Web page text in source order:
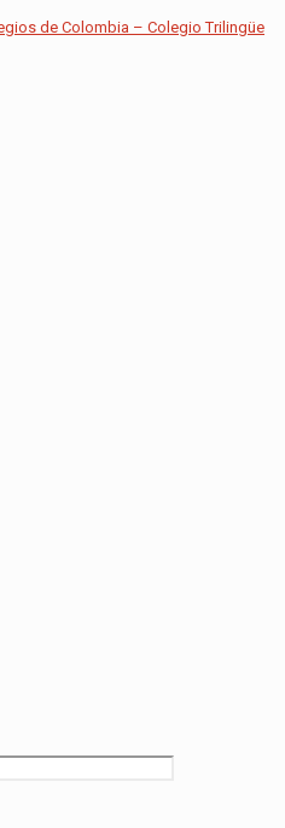
de Colombia – Colegio Trilingüe